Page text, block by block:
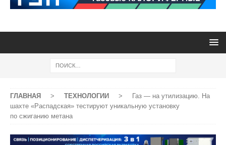
ГЛАВНАЯ > ТЕХНОЛОГИИ >
Газ — на утилизацию. На
шахте «Распадская» тестируют уникальную установку
по сжиганию метана